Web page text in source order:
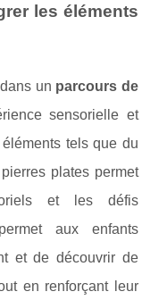
les éléments
un parcours de
sensorielle et
tels que du
plates permet
et les défis
aux enfants
et de découvrir de
en renforçant leur